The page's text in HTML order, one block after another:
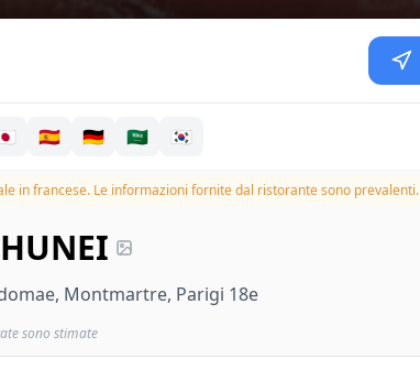
🇪🇸 🇩🇪 🇸🇦 🇰🇷
in francese. Le informazioni fornite dal ristorante sono prevalenti.
Montmartre, Parigi 18e
sono stimate